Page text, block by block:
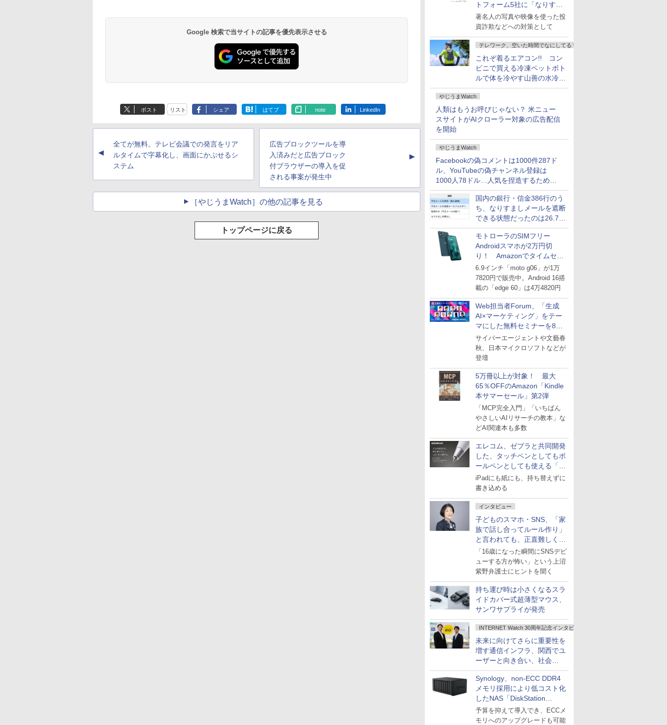
トフォーム5社に「なりすま
し詐欺広告」対策強化を要請
著名人の写真や映像を使った投
資詐欺などへの対策として
テレワーク、空いた時間でなにしてる？
これぞ着るエアコン!! コン
ビニで買える冷凍ペットボト
ルで体を冷やす山善の水冷ベ
ストがロードバイクにちょう
どいい【ぼっち・ざ・ろー
ど！その14】
やじうまWatch
人類はもうお呼びじゃない？ 米ニュー
スサイトがAIクローラー対象の広告配信
を開始
やじうまWatch
Facebookの偽コメントは1000件287ド
ル、YouTubeの偽チャンネル登録は
1000人78ドル…人気を捏造するための
価格リストが公開中
国内の銀行・信金386行のう
ち、なりすましメールを遮断
できる状態だったのは26.7％
にとどまる～GMOブランド
セキュリティ調査
モトローラのSIMフリー
Androidスマホが2万円切
り！ Amazonでタイムセー
ル
6.9インチ「moto g06」が1万
7820円で販売中。Android 16搭
載の「edge 60」は4万4820円
Web担当者Forum、「生成
AI×マーケティング」をテー
マにした無料セミナーを8月
27日にオンライン開催
サイバーエージェントや文藝春
秋、日本マイクロソフトなどが
登壇
5万冊以上が対象！ 最大
65％OFFのAmazon「Kindle
本サマーセール」第2弾
「MCP完全入門」「いちばん
やさしいAIリサーチの教本」な
どAI関連本も多数
エレコム、ゼブラと共同開発
した、タッチペンとしてもボ
ールペンとしても使える「ス
タイラスツーウェイ」発売
iPadにも紙にも、持ち替えずに
書き込める
インタビュー
子どものスマホ・SNS、「家
族で話し合ってルール作り」
と言われても、正直難しくな
いですか？
「16歳になった瞬間にSNSデビ
ューする方が怖い」という上沼
紫野弁護士にヒントを聞く
持ち運び時は小さくなるスラ
イドカバー式超薄型マウス、
サンワサプライが発売
INTERNET Watch 30周年記念インタビュー
未来に向けてさらに重要性を
増す通信インフラ、関西でユ
ーザーと向き合い、社会
の“あたらしい”を起動し続け
る～オプテージ
Synology、non-ECC DDR4
メモリ採用により低コスト化
したNAS「DiskStation
neo+」シリーズ
予算を抑えて導入でき、ECCメ
モリへのアップグレードも可能
Google 検索で当サイトの記事を優先表示させる
ポスト リスト シェア はてブ note LinkedIn
▲
全てが無料。テレビ会議での発言をリア
ルタイムで字幕化し、画面にかぶせるシ
ステム
広告ブロックツールを導
入済みだと広告ブロック
付ブラウザーの導入を促
される事案が発生中
▲
［やじうまWatch］の他の記事を見る
トップページに戻る